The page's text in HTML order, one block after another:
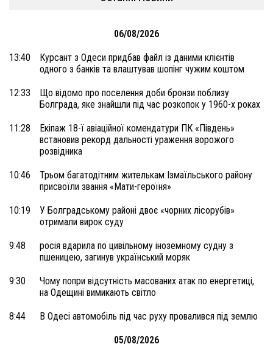
06/08/2026
13:40
Курсант з Одеси придбав файл із даними клієнтів
одного з банків та влаштував шопінг чужим коштом
12:33
Що відомо про поселення доби бронзи поблизу
Болграда, яке знайшли під час розкопок у 1960-х роках
11:28
Екіпаж 18-ї авіаційної комендатури ПК «Південь»
встановив рекорд дальності ураження ворожого
розвідника
10:46
Трьом багатодітним жителькам Ізмаїльського району
присвоїли звання «Мати-героїня»
10:19
У Болградському районі двоє «чорних лісорубів»
отримали вирок суду
9:48
росія вдарила по цивільному іноземному судну з
пшеницею, загинув український моряк
9:30
Чому попри відсутність масованих атак по енергетиці,
на Одещині вимикають світло
8:44 В Одесі автомобіль під час руху провалився під землю
05/08/2026